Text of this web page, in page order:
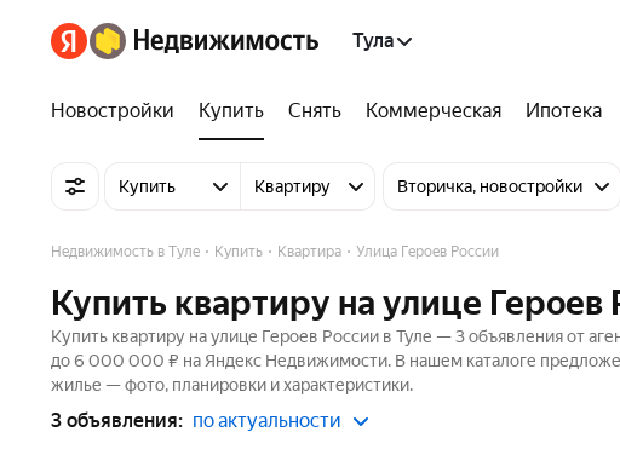
Тула
Новостройки Купить Снять Коммерческая Ипотека
Купить Квартиру Вторичка, новостройки
Недвижимость в Туле Купить Квартира Улица Героев России
Купить квартиру на улице Героев
Купить квартиру на улице Героев России в Туле — 3 объявления от
до 6 000 000 ₽ на Яндекс Недвижимости. В нашем каталоге
жилье — фото, планировки и характеристики.
3 объявления: по актуальности